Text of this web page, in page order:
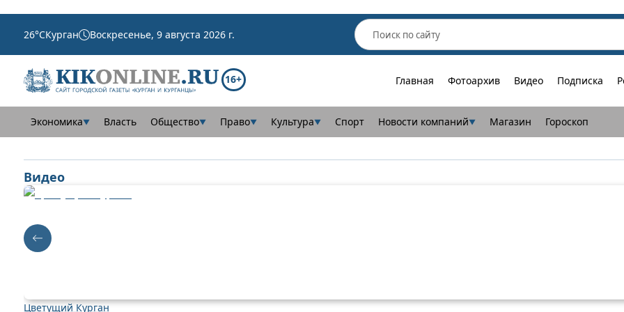
26°CКурган Воскресенье, 9 августа 2026 г.
16+ Главная Фотоархив Видео Подписка
Экономика▼ Власть Общество▼ Право▼ Культура▼ Спорт Новости компаний▼ Магазин Гороскоп
Видео
Цветущий Курган